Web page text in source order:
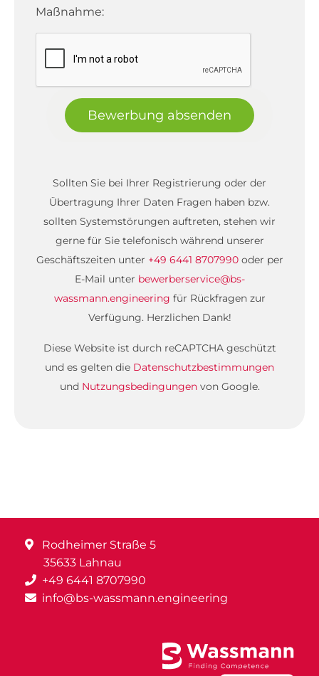
Maßnahme:
Bewerbung absenden
Sollten Sie bei Ihrer Registrierung oder der
Übertragung Ihrer Daten Fragen haben bzw.
sollten Systemstörungen auftreten, stehen wir
gerne für Sie telefonisch während unserer
Geschäftszeiten unter +49 6441 8707990oder per
E-Mail unter bewerberservice@bs-
wassmann.engineering für Rückfragen zur
Verfügung. Herzlichen Dank!
Diese Website ist durch reCAPTCHA geschützt
und es gelten die Datenschutzbestimmungen
und Nutzungsbedingungenvon Google.
Rodheimer Straße 5
35633 Lahnau
+49 6441 8707990
info@bs-wassmann.engineering